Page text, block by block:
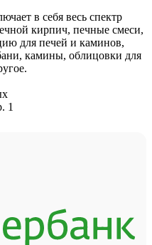
в себя весь спектр
кирпич, печные смеси,
для печей и каминов,
камины, облицовки для
1